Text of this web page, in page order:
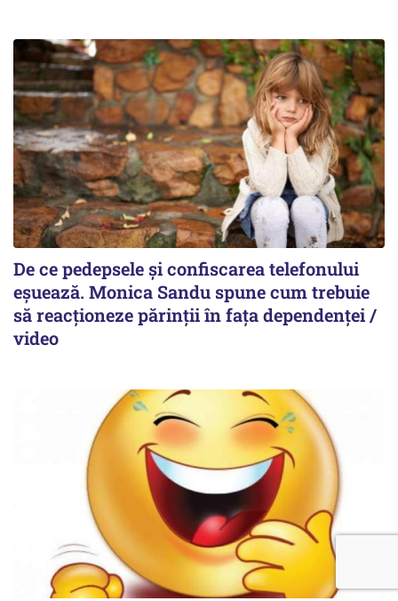
De ce pedepsele și confiscarea telefonului
eșuează. Monica Sandu spune cum trebuie
să reacționeze părinții în fața dependenței /
video